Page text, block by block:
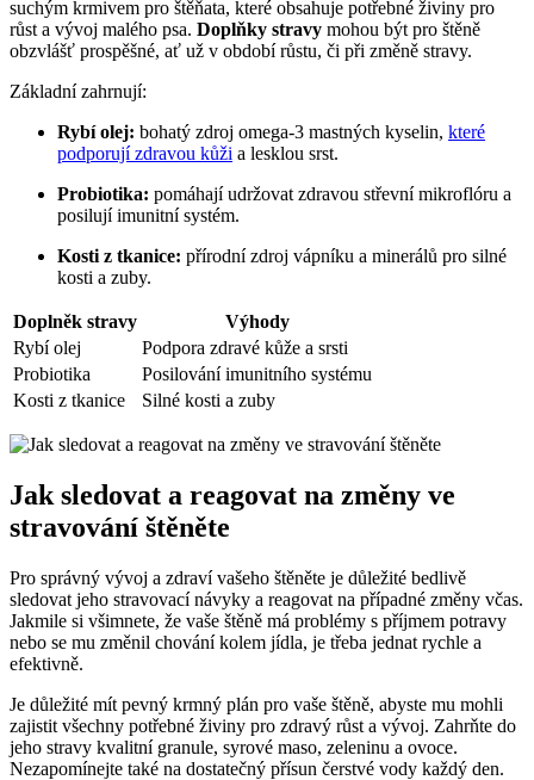
suchým krmivem pro štěňata, které obsahuje potřebné živiny pro
růst a vývoj malého psa. Doplňky stravy mohou být pro štěně
obzvlášť prospěšné, ať už v období růstu, či při změně stravy.
Základní zahrnují:
Rybí olej: bohatý zdroj omega-3 mastných kyselin, které
podporují zdravou kůži a lesklou srst.
Probiotika: pomáhají udržovat zdravou střevní mikroflóru a
posilují imunitní systém.
Kosti z tkanice: přírodní zdroj vápníku a minerálů pro silné
kosti a zuby.
Doplněk stravy
Výhody
Rybí olej
Podpora zdravé kůže a srsti
Probiotika
Posilování imunitního systému
Kosti z tkanice
Silné kosti a zuby
Jak sledovat a reagovat na změny ve
stravování štěněte
Pro správný vývoj a zdraví vašeho štěněte je důležité bedlivě
sledovat jeho stravovací návyky a reagovat na případné změny včas.
Jakmile si všimnete, že vaše štěně má problémy s příjmem potravy
nebo se mu změnil chování kolem jídla, je třeba jednat rychle a
efektivně.
Je důležité mít pevný krmný plán pro vaše štěně, abyste mu mohli
zajistit všechny potřebné živiny pro zdravý růst a vývoj. Zahrňte do
jeho stravy kvalitní granule, syrové maso, zeleninu a ovoce.
Nezapomínejte také na dostatečný přísun čerstvé vody každý den.